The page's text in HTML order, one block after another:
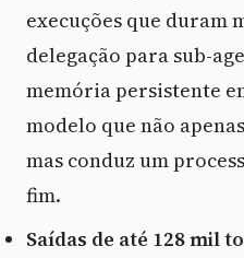
execuções que duram
delegação para sub-
memória persistente
modelo que não
mas conduz um
fim.
Saídas de até 128 mil